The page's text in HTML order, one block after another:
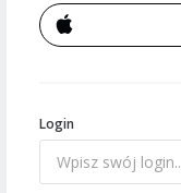
Login